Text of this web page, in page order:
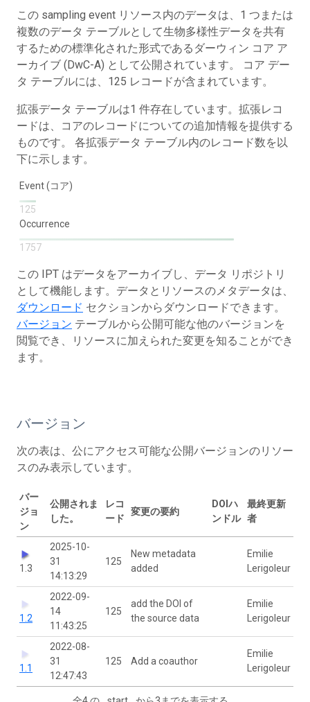
この sampling event リソース内のデータは、1 つまたは
複数のデータ テーブルとして生物多様性データを共有
するための標準化された形式であるダーウィン コア ア
ーカイブ (DwC-A) として公開されています。 コア デー
タ テーブルには、125 レコードが含まれています。
拡張データ テーブルは1 件存在しています。拡張レコ
ードは、コアのレコードについての追加情報を提供する
ものです。 各拡張データ テーブル内のレコード数を以
下に示します。
Event (コア)
125
Occurrence
1757
この IPT はデータをアーカイブし、データ リポジトリ
として機能します。データとリソースのメタデータは、
ダウンロード セクションからダウンロードできます。
バージョン テーブルから公開可能な他のバージョンを
閲覧でき、リソースに加えられた変更を知ることができ
ます。
バージョン
次の表は、公にアクセス可能な公開バージョンのリソー
スのみ表示しています。
バー
ジョ
ン
公開されま
した。
レコ
ード
変更の要約
DOIハ
ンドル
最終更新
者
1.3
2025-10-
31
14:13:29
125
New metadata
added
Emilie
Lerigoleur
1.2
2022-09-
14
11:43:25
125
add the DOI of
the source data
Emilie
Lerigoleur
1.1
2022-08-
31
12:47:43
125 Add a coauthor
Emilie
Lerigoleur